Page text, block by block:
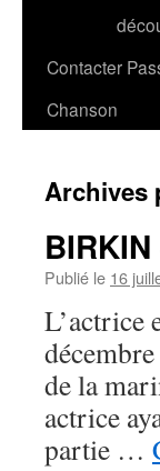
Contacter
Chanson
Archives
Publié le 16
L’actrice
de la
actrice
partie …